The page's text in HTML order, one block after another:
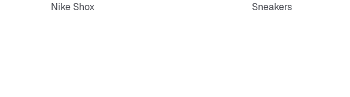
Nike Shox Sneakers